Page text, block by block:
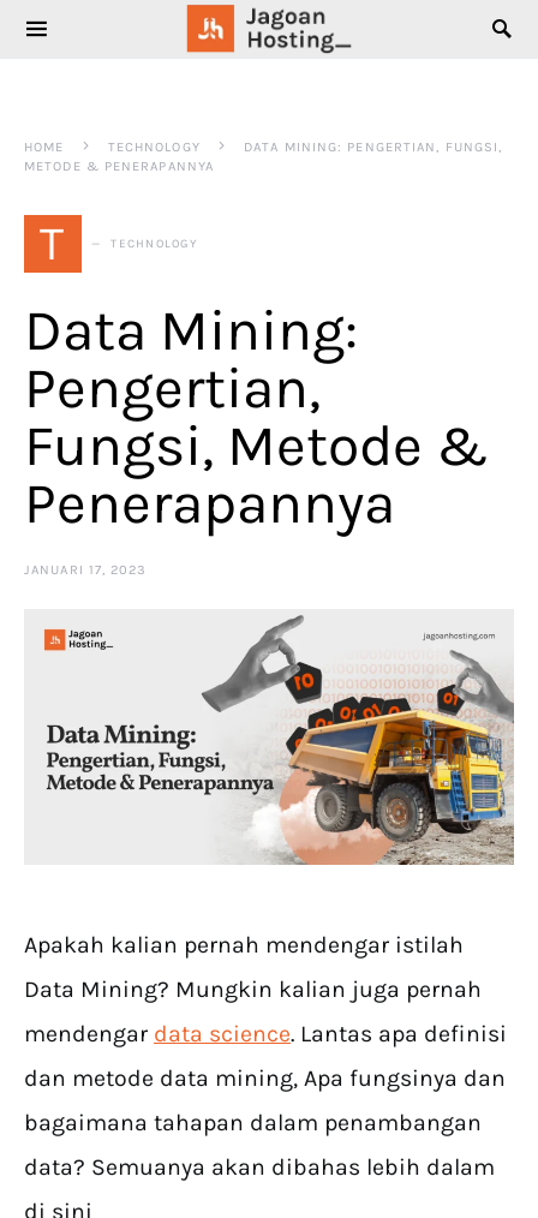
SEARCH FOR:
HOME TECHNOLOGY
DATA MINING: PENGERTIAN, FUNGSI,
METODE & PENERAPANNYA
T TECHNOLOGY
Data Mining:
Pengertian,
Fungsi, Metode &
Penerapannya
JANUARI 17, 2023
Apakah kalian pernah mendengar istilah
Data Mining? Mungkin kalian juga pernah
mendengar data science. Lantas apa definisi
dan metode data mining, Apa fungsinya dan
bagaimana tahapan dalam penambangan
data? Semuanya akan dibahas lebih dalam
di sini